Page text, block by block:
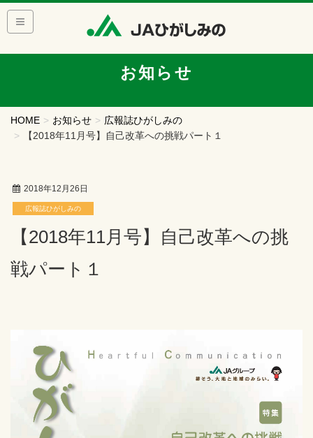
お知らせ
HOME お知らせ
広報誌ひがしみの
【2018年11月号】自己改革への挑戦パート１
2018年12月26日
広報誌ひがしみの
【2018年11月号】自己改革への挑
戦パート１